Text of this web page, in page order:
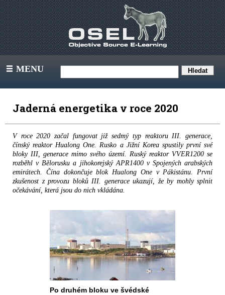
III MENU
Jaderná energetika v roce 2020
V roce 2020 začal fungovat již sedmý typ reaktoru III. generace,
čínský reaktor Hualong One. Rusko a Jižní Korea spustily první své
bloky III, generace mimo svého území. Ruský reaktor VVER1200 se
rozběhl v Bělorusku a jihokorejský APR1400 v Spojených arabských
emirátech. Čína dokončuje blok Hualong One v Pákistánu. První
zkušenost z provozu bloků III. generace ukazují, že by mohly splnit
očekávání, která jsou do nich vkládána.
Po druhém bloku ve švédské